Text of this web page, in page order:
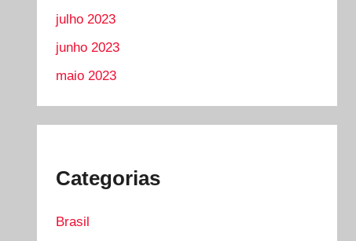
julho 2023
junho 2023
maio 2023
Categorias
Brasil